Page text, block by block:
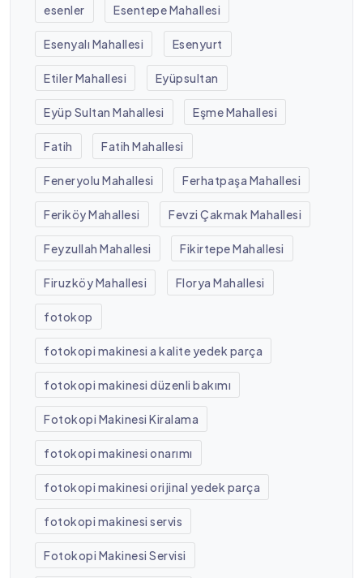
esenler Esentepe Mahallesi
Esenyalı Mahallesi Esenyurt
Etiler Mahallesi Eyüpsultan
Eyüp Sultan Mahallesi Eşme Mahallesi
Fatih Fatih Mahallesi
Feneryolu Mahallesi Ferhatpaşa Mahallesi
Feriköy Mahallesi Fevzi Çakmak Mahallesi
Feyzullah Mahallesi Fikirtepe Mahallesi
Firuzköy Mahallesi Florya Mahallesi
fotokop
fotokopi makinesi a kalite yedek parça
fotokopi makinesi düzenli bakımı
Fotokopi Makinesi Kiralama
fotokopi makinesi onarımı
fotokopi makinesi orijinal yedek parça
fotokopi makinesi servis
Fotokopi Makinesi Servisi